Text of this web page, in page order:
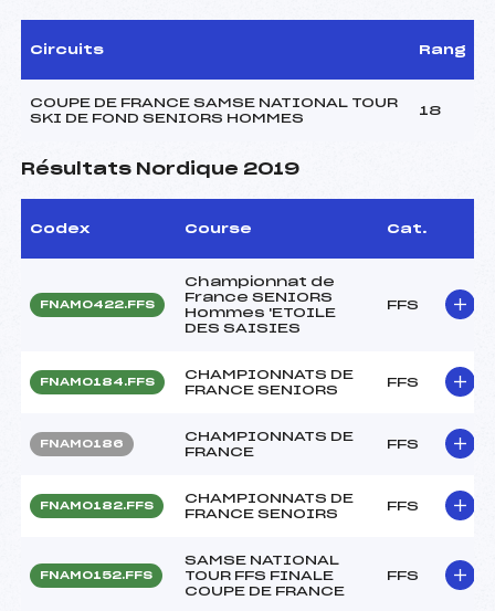
Circuits Rang
COUPE DE FRANCE SAMSE NATIONAL TOUR
SKI DE FOND SENIORS HOMMES
18
Résultats Nordique 2019
Codex Course Cat.
FNAM0422.FFS
Championnat de
France SENIORS
Hommes 'ETOILE
DES SAISIES
FFS
FNAM0184.FFS
CHAMPIONNATS DE
FRANCE SENIORS
FFS
FNAM0186
CHAMPIONNATS DE
FRANCE
FFS
FNAM0182.FFS
CHAMPIONNATS DE
FRANCE SENOIRS
FFS
FNAM0152.FFS
SAMSE NATIONAL
TOUR FFS FINALE
COUPE DE FRANCE
FFS